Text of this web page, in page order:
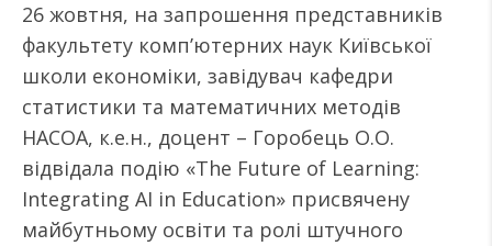
26 жовтня, на запрошення представників
факультету комп’ютерних наук Київської
школи економіки, завідувач кафедри
статистики та математичних методів
НАСОА, к.е.н., доцент – Горобець О.О.
відвідала подію «The Future of Learning:
Integrating AI in Education» присвячену
майбутньому освіти та ролі штучного